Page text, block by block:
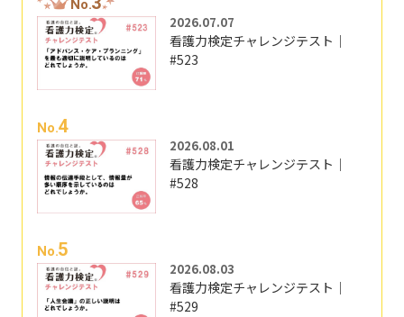
No.
2026.07.07
看護力検定チャレンジテスト｜
#523
No.4
2026.08.01
看護力検定チャレンジテスト｜
#528
No.5
2026.08.03
看護力検定チャレンジテスト｜
#529